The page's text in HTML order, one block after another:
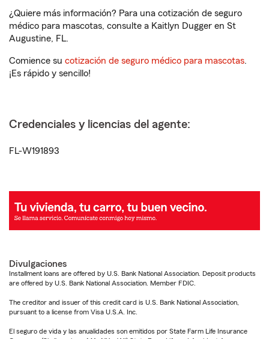
¿Quiere más información? Para una cotización de seguro
médico para mascotas, consulte a Kaitlyn Dugger en St
Augustine, FL.
Comience su cotización de seguro médico para mascotas.
¡Es rápido y sencillo!
Credenciales y licencias del agente:
FL-W191893
Divulgaciones
Installment loans are offered by U.S. Bank National Association. Deposit products
are offered by U.S. Bank National Association. Member FDIC.
The creditor and issuer of this credit card is U.S. Bank National Association,
pursuant to a license from Visa U.S.A. Inc.
El seguro de vida y las anualidades son emitidos por State Farm Life Insurance